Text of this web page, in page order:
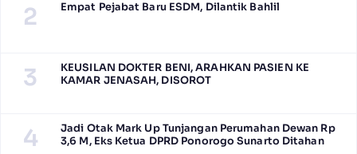
2 Empat Pejabat Baru ESDM, Dilantik Bahlil
3
KEUSILAN DOKTER BENI, ARAHKAN PASIEN KE
KAMAR JENASAH, DISOROT
4
Jadi Otak Mark Up Tunjangan Perumahan Dewan Rp
3,6 M, Eks Ketua DPRD Ponorogo Sunarto Ditahan